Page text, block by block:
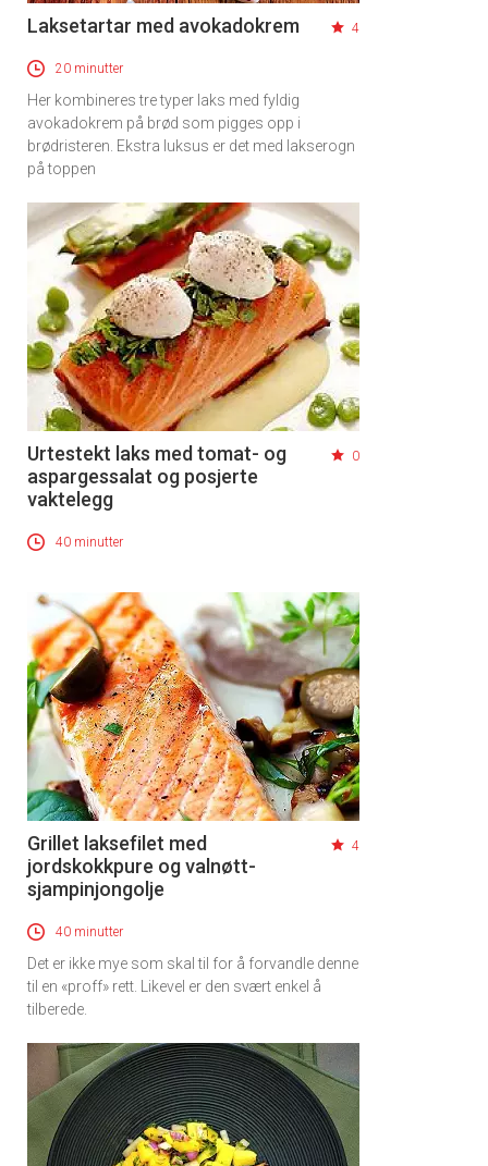
Laksetartar med avokadokrem 4
20 minutter
Her kombineres tre typer laks med fyldig
avokadokrem på brød som pigges opp i
brødristeren. Ekstra luksus er det med lakserogn
på toppen
Urtestekt laks med tomat- og
aspargessalat og posjerte
vaktelegg
0
40 minutter
Grillet laksefilet med
jordskokkpure og valnøtt-
sjampinjongolje
4
40 minutter
Det er ikke mye som skal til for å forvandle denne
til en «proff» rett. Likevel er den svært enkel å
tilberede.